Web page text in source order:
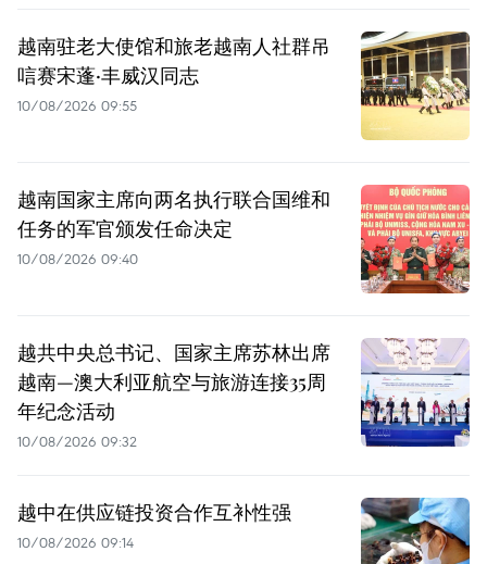
越南驻老大使馆和旅老越南人社群吊
唁赛宋蓬·丰威汉同志
10/08/2026 09:55
越南国家主席向两名执行联合国维和
任务的军官颁发任命决定
10/08/2026 09:40
越共中央总书记、国家主席苏林出席
越南—澳大利亚航空与旅游连接35周
年纪念活动
10/08/2026 09:32
越中在供应链投资合作互补性强
10/08/2026 09:14